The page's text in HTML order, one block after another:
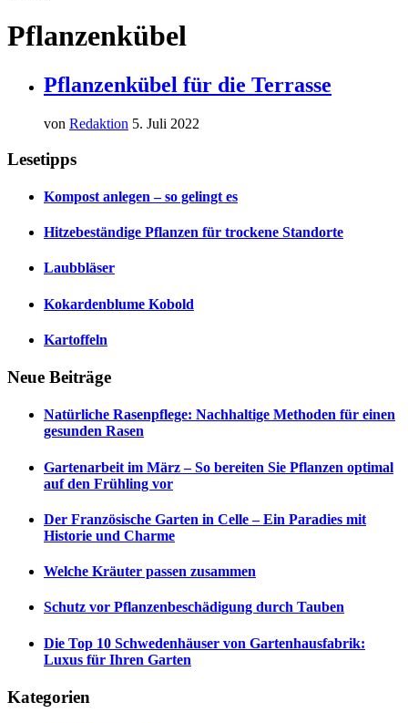
Pflanzenkübel
Pflanzenkübel für die Terrasse
von Redaktion 5. Juli 2022
Lesetipps
Kompost anlegen – so gelingt es
Hitzebeständige Pflanzen für trockene Standorte
Laubbläser
Kokardenblume Kobold
Kartoffeln
Neue Beiträge
Natürliche Rasenpflege: Nachhaltige Methoden für einen
gesunden Rasen
Gartenarbeit im März – So bereiten Sie Pflanzen optimal
auf den Frühling vor
Der Französische Garten in Celle – Ein Paradies mit
Historie und Charme
Welche Kräuter passen zusammen
Schutz vor Pflanzenbeschädigung durch Tauben
Die Top 10 Schwedenhäuser von Gartenhausfabrik:
Luxus für Ihren Garten
Kategorien